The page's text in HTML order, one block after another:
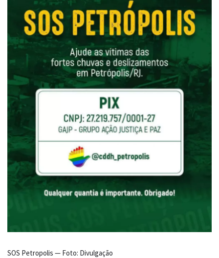
SOS Petropolis — Foto: Divulgação